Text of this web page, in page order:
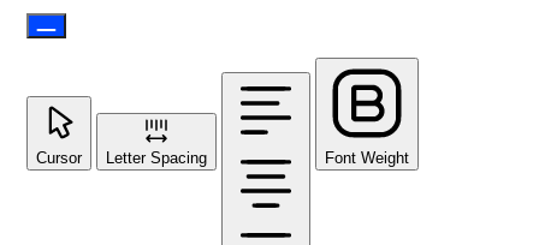
Cursor Letter Spacing Font Weight